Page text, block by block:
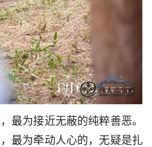
最为接近无蔽的纯粹善恶。
最为牵动人心的，无疑是扎